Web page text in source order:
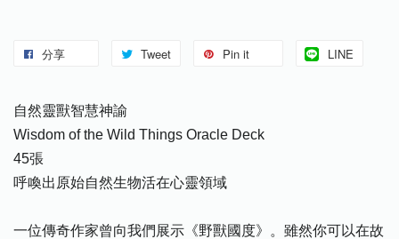
分享 Tweet Pin it LINE
自然靈獸智慧神諭
Wisdom of the Wild Things Oracle Deck
45張
呼喚出原始自然生物活在心靈領域
一位傳奇作家曾向我們展示《野獸國度》。雖然你可以在故